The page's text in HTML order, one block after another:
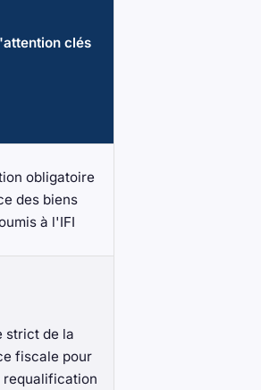
clés
obligatoire
des biens
à l'IFI
strict de la
fiscale pour
requalification